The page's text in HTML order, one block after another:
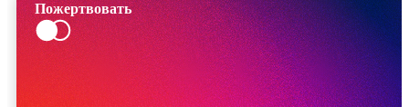
Пожертвовать